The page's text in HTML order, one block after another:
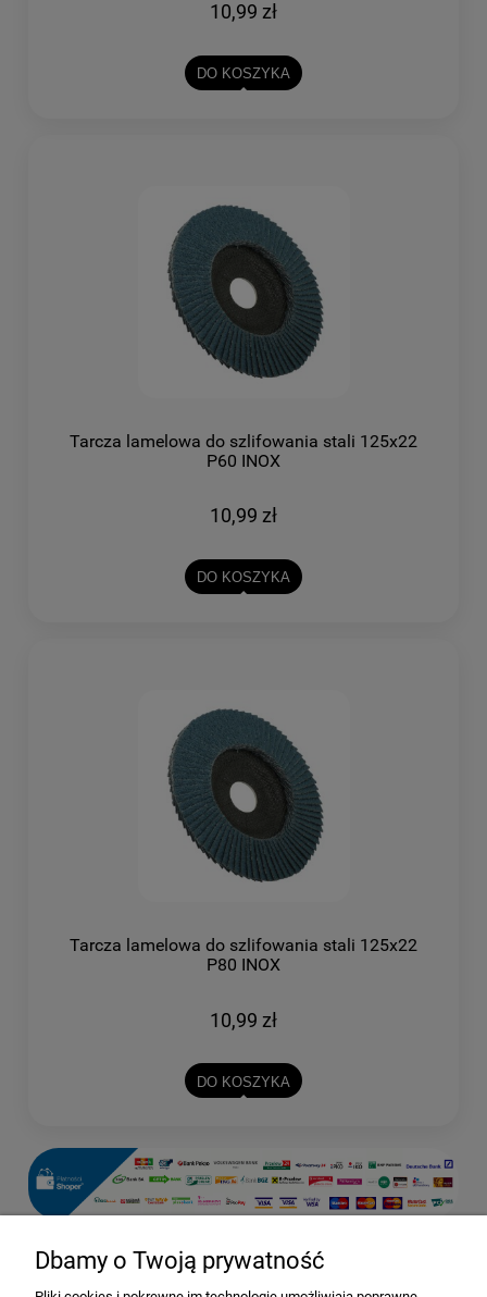
10,99 zł
DO KOSZYKA
Tarcza lamelowa do szlifowania stali 125x22
P60 INOX
10,99 zł
DO KOSZYKA
Tarcza lamelowa do szlifowania stali 125x22
P80 INOX
10,99 zł
DO KOSZYKA
Dbamy o Twoją prywatność